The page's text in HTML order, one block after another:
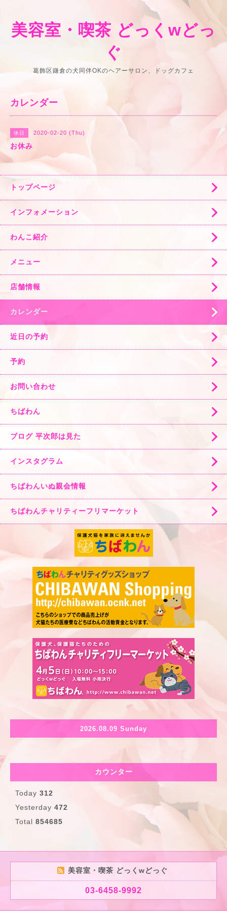
美容室・喫茶 どっくwどっ
ぐ
葛飾区鎌倉の犬同伴OKのヘアーサロン、ドッグカフェ
カレンダー
休日 2020-02-20 (Thu)
お休み
トップページ
インフォメーション
わんこ紹介
メニュー
店舗情報
カレンダー
近日の予約
予約
お問い合わせ
ちばわん
ブログ 平次郎は見た
インスタグラム
ちばわんいぬ親会情報
ちばわんチャリティーフリマーケット
2026.08.09 Sunday
カウンター
Today 312
Yesterday 472
Total 854685
美容室・喫茶 どっくwどっぐ
03-6458-9992